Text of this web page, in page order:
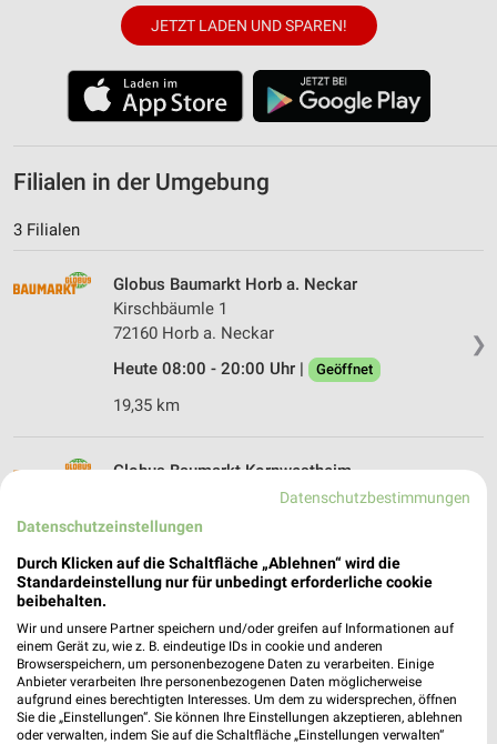
JETZT LADEN UND SPAREN!
Filialen in der Umgebung
3 Filialen
❯
Globus Baumarkt Horb a. Neckar
Kirschbäumle 1
72160 Horb a. Neckar
Heute 08:00 - 20:00 Uhr |
Geöffnet
19,35 km
Globus Baumarkt Kornwestheim
70806 Kornwestheim
Heute 08:00 - 20:00 Uhr |
Geöffnet
46,65 km
Globus Baumarkt Weinstadt Weinstadt-
Endersbach
Kalkofenstraße 14
71384 Weinstadt-Endersbach
Datenschutzbestimmungen
Datenschutzeinstellungen
Durch Klicken auf die Schaltfläche „Ablehnen“ wird die
Standardeinstellung nur für unbedingt erforderliche cookie
beibehalten.
Wir und unsere Partner speichern und/oder greifen auf Informationen auf
einem Gerät zu, wie z. B. eindeutige IDs in cookie und anderen
Browserspeichern, um personenbezogene Daten zu verarbeiten. Einige
Anbieter verarbeiten Ihre personenbezogenen Daten möglicherweise
aufgrund eines berechtigten Interesses. Um dem zu widersprechen, öffnen
Sie die „Einstellungen“. Sie können Ihre Einstellungen akzeptieren, ablehnen
oder verwalten, indem Sie auf die Schaltfläche „Einstellungen verwalten“